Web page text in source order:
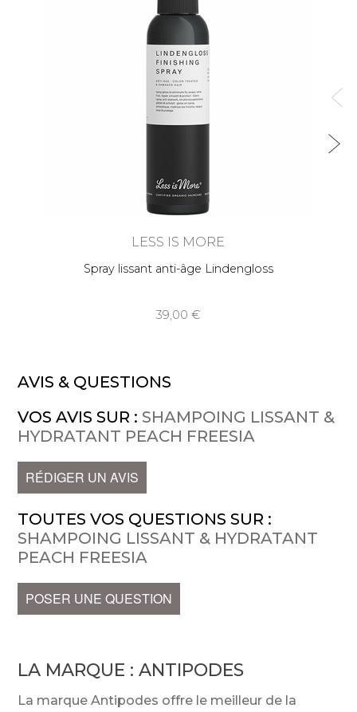
LESS IS MORE
Spray lissant anti-âge Lindengloss
39,00
AVIS & QUESTIONS
VOS AVIS SUR : SHAMPOING LISSANT &
HYDRATANT PEACH FREESIA
RÉDIGER UN AVIS
TOUTES VOS QUESTIONS SUR :
SHAMPOING LISSANT & HYDRATANT
PEACH FREESIA
POSER UNE QUESTION
LA MARQUE :ANTIPODES
La marque Antipodes offre le meilleur de la